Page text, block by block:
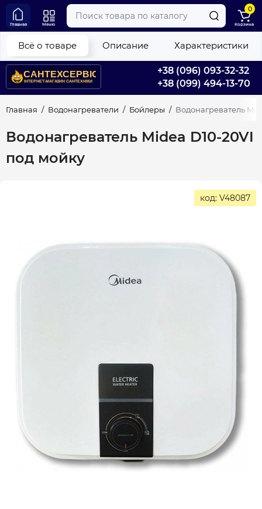
+38 (096) 093-32-32
+38 (099) 494-13-70
Главная Меню
0
Корзина
Главная Водонагреватели Бойлеры Водонагреватель
Водонагреватель Midea D10-20VI
под мойку
Всё о товаре Описание Характеристики
код: V48087